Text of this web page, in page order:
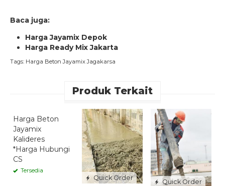
Baca juga:
Harga Jayamix Depok
Harga Ready Mix Jakarta
Tags: Harga Beton Jayamix Jagakarsa
Produk Terkait
Harga Beton
Jayamix
Kalideres
*Harga Hubungi
CS
Tersedia
Quick Order Quick Order